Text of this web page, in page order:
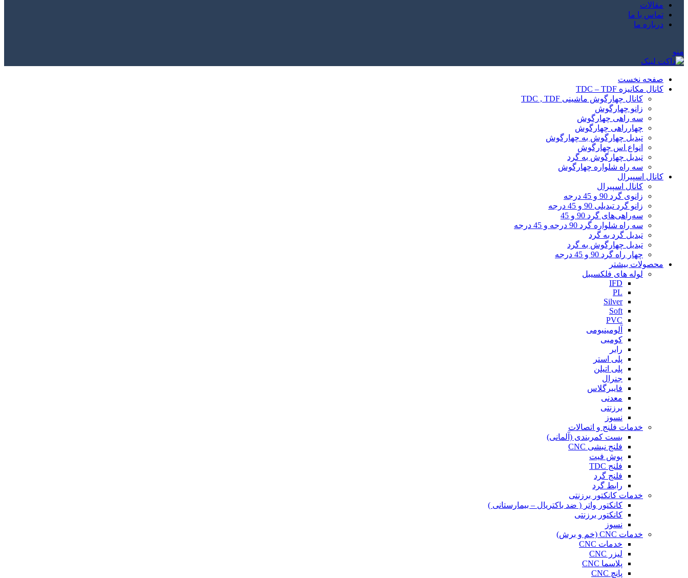
مقالات
تماس با ما
درباره ما
منو
صفحه نخست
کانال مکانیزه TDC – TDF
کانال چهارگوش ماشینی TDC , TDF
زانو چهارگوش
سه راهی چهارگوش
چهارراهی چهارگوش
تبدیل چهارگوش به چهارگوش
انواع اس چهارگوش
تبدیل چهارگوش به گرد
سه راه شلواره چهارگوش
کانال اسپیرال
کانال اسپیرال
زانوی گرد 90 و 45 درجه
زانو گرد تبدیلی 90 و 45 درجه
سه‌راهی‌های گرد 90 و 45
سه راه شلواره گرد 90 درجه و 45 درجه
تبدیل گرد به گرد
تبدیل چهارگوش به گرد
چهار راه گرد 90 و 45 درجه
محصولات بیشتر
لوله های فلکسیبل
IFD
PL
Silver
Soft
PVC
آلومینیومی
کومبی
رابر
پلی استر
پلی اتیلن
جنرال
فایبرگلاس
معدنی
برزنتی
نسوز
خدمات فلنج و اتصالات
بست کمربندی (آلمانی)
فلنج نبشی CNC
پوش فیت
فلنج TDC
فلنج گرد
رابط گرد
خدمات کانکتور برزنتی
کانکتور واتر ( ضد باکتریال – بیمارستانی )
کانکتور برزنتی
نسوز
خدمات CNC (خم و برش)
خدمات CNC
لیزر CNC
پلاسما CNC
پانچ CNC